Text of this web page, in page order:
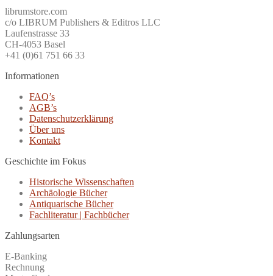
librumstore.com
c/o LIBRUM Publishers & Editros LLC
Laufenstrasse 33
CH-4053 Basel
+41 (0)61 751 66 33
Informationen
FAQ’s
AGB’s
Datenschutzerklärung
Über uns
Kontakt
Geschichte im Fokus
Historische Wissenschaften
Archäologie Bücher
Antiquarische Bücher
Fachliteratur | Fachbücher
Zahlungsarten
E-Banking
Rechnung